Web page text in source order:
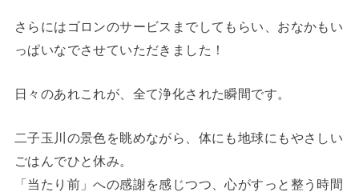
さらにはゴロンのサービスまでしてもらい、おなかもい
っぱいなでさせていただきました！
日々のあれこれが、全て浄化された瞬間です。
二子玉川の景色を眺めながら、体にも地球にもやさしい
ごはんでひと休み。
「当たり前」への感謝を感じつつ、心がすっと整う時間